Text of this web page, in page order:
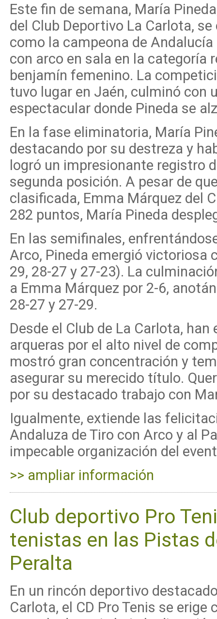
Este fin de semana, María
del Club Deportivo La Carlota,
como la campeona de
con arco en sala en la categoría
benjamín femenino. La
tuvo lugar en Jaén, culminó con
espectacular donde Pineda se
En la fase eliminatoria, María
destacando por su destreza y
logró un impresionante registro
segunda posición. A pesar de
clasificada, Emma Márquez del
282 puntos, María Pineda
En las semifinales,
Arco, Pineda emergió victoriosa
29, 28-27 y 27-23). La
a Emma Márquez por 2-6,
28-27 y 27-29.
Desde el Club de La Carlota,
arqueras por el alto nivel de
mostró gran concentración y
asegurar su merecido título.
por su destacado trabajo con
Igualmente, extiende las
Andaluza de Tiro con Arco y al
impecable organización del
>> ampliar información
Club deportivo Pro
tenistas en las Pistas
Peralta
En un rincón deportivo
Carlota, el CD Pro Tenis se erige